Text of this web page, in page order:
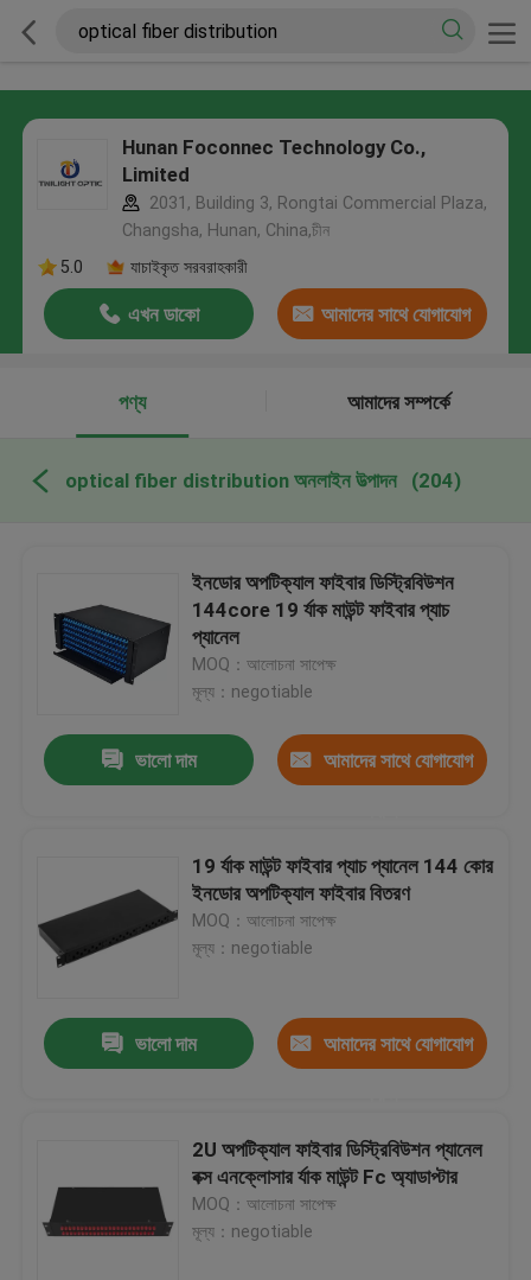
Hunan Foconnec Technology Co.,
Limited
2031, Building 3, Rongtai Commercial Plaza,
Changsha, Hunan, China,চীন
5.0
যাচাইকৃত সরবরাহকারী
এখন ডাকো আমাদের সাথে যোগাযোগ
পণ্য
আমাদের সম্পর্কে
optical fiber distribution অনলাইন উত্পাদন (204)
ইনডোর অপটিক্যাল ফাইবার ডিস্ট্রিবিউশন
144core 19 র্যাক মাউন্ট ফাইবার প্যাচ
প্যানেল
MOQ：আলোচনা সাপেক্ষ
মূল্য：negotiable
ভালো দাম আমাদের সাথে যোগাযোগ
19 র্যাক মাউন্ট ফাইবার প্যাচ প্যানেল 144 কোর
ইনডোর অপটিক্যাল ফাইবার বিতরণ
MOQ：আলোচনা সাপেক্ষ
মূল্য：negotiable
ভালো দাম আমাদের সাথে যোগাযোগ
2U অপটিক্যাল ফাইবার ডিস্ট্রিবিউশন প্যানেল
বক্স এনক্লোসার র্যাক মাউন্ট Fc অ্যাডাপ্টার
MOQ：আলোচনা সাপেক্ষ
মূল্য：negotiable